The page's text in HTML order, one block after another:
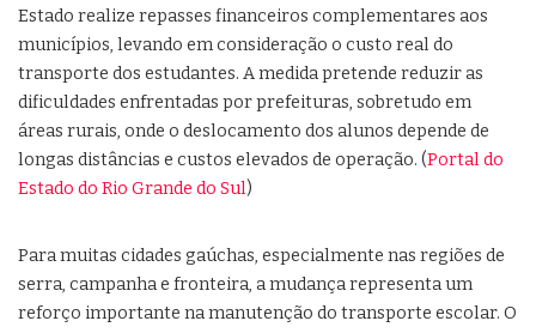
Estado realize repasses financeiros complementares aos
municípios, levando em consideração o custo real do
transporte dos estudantes. A medida pretende reduzir as
dificuldades enfrentadas por prefeituras, sobretudo em
áreas rurais, onde o deslocamento dos alunos depende de
longas distâncias e custos elevados de operação. (Portal do
Estado do Rio Grande do Sul)
Para muitas cidades gaúchas, especialmente nas regiões de
serra, campanha e fronteira, a mudança representa um
reforço importante na manutenção do transporte escolar. O